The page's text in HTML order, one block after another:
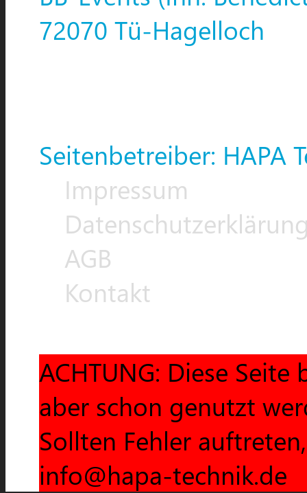
72070 Tü-Hagelloch
Seitenbetreiber: HAPA
Impressum
AGB
Kontakt
ACHTUNG: Diese
aber schon genutzt
Sollten Fehler
info@hapa-technik.de